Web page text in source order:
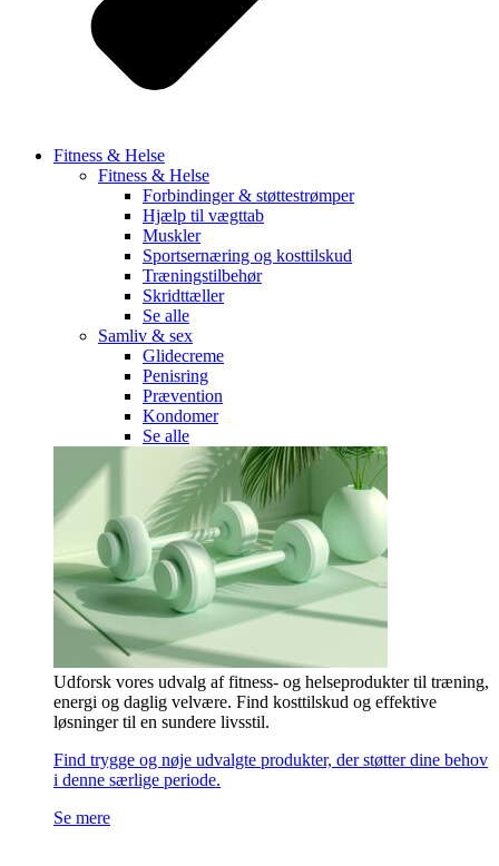
Fitness & Helse
Fitness & Helse
Forbindinger & støttestrømper
Hjælp til vægttab
Muskler
Sportsernæring og kosttilskud
Træningstilbehør
Skridttæller
Se alle
Samliv & sex
Glidecreme
Penisring
Prævention
Kondomer
Se alle
Udforsk vores udvalg af fitness- og helseprodukter til træning,
energi og daglig velvære. Find kosttilskud og effektive
løsninger til en sundere livsstil.
Find trygge og nøje udvalgte produkter, der støtter dine behov
i denne særlige periode.
Se mere